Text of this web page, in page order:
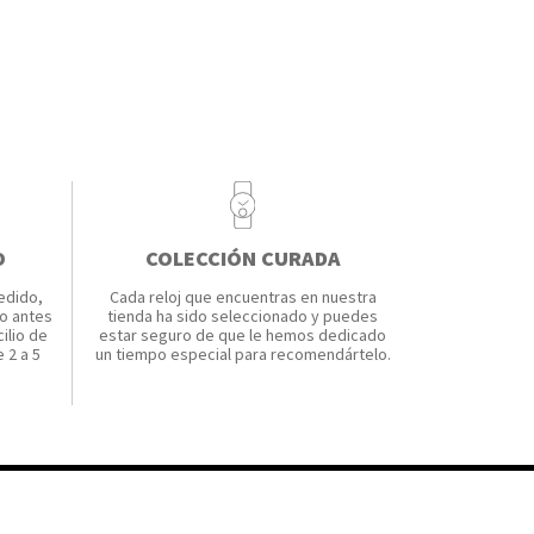
antes
de
a 5
COLECCIÓN CURADA
Cada reloj que encuentras en nuestra
tienda ha sido seleccionado y puedes
estar seguro de que le hemos dedicado
un tiempo especial para recomendártelo.